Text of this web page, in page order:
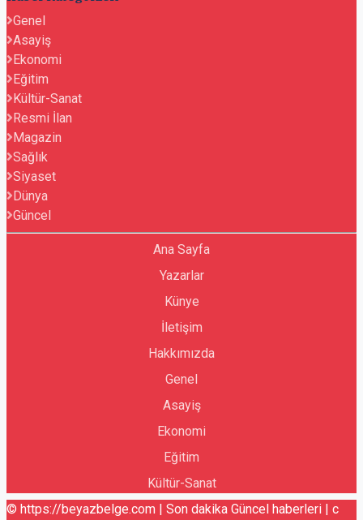
Genel
Asayiş
Ekonomi
Eğitim
Kültür-Sanat
Resmi İlan
Magazin
Sağlık
Siyaset
Dünya
Güncel
Ana Sayfa
Yazarlar
Künye
İletişim
Hakkımızda
Genel
Asayiş
Ekonomi
Eğitim
Kültür-Sanat
© https://beyazbelge.com | Son dakika Güncel haberleri | c